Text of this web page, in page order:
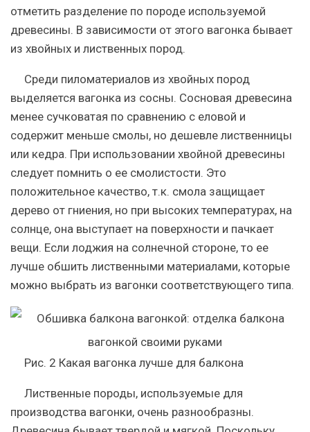
отметить разделение по породе используемой
древесины. В зависимости от этого вагонка бывает
из хвойных и лиственных пород.
Среди пиломатериалов из хвойных пород
выделяется вагонка из сосны. Сосновая древесина
менее сучковатая по сравнению с еловой и
содержит меньше смолы, но дешевле лиственницы
или кедра. При использовании хвойной древесины
следует помнить о ее смолистости. Это
положительное качество, т.к. смола защищает
дерево от гниения, но при высоких температурах, на
солнце, она выступает на поверхности и пачкает
вещи. Если лоджия на солнечной стороне, то ее
лучше обшить лиственными материалами, которые
можно выбрать из вагонки соответствующего типа.
Рис. 2 Какая вагонка лучше для балкона
Лиственные породы, используемые для
производства вагонки, очень разнообразны.